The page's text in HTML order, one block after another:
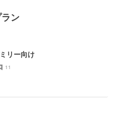
ン
リー向け
11